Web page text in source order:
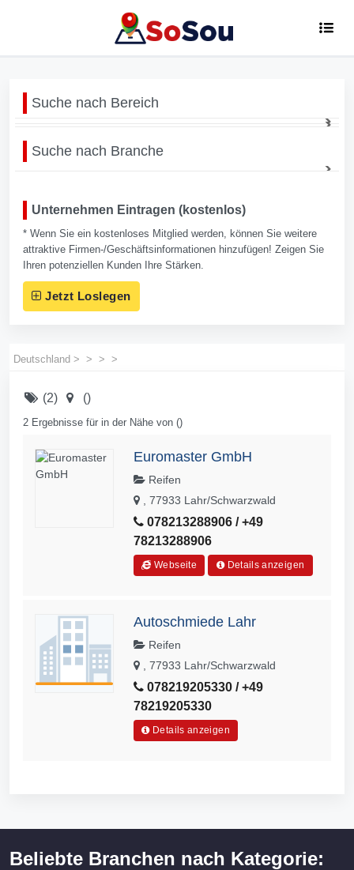
Suche nach Bereich
Suche nach Branche
Unternehmen Eintragen (kostenlos)
* Wenn Sie ein kostenloses Mitglied werden, können Sie weitere
attraktive Firmen-/Geschäftsinformationen hinzufügen! Zeigen Sie
Ihren potenziellen Kunden Ihre Stärken.
Jetzt Loslegen
Deutschland > > > >
(2) ()
2 Ergebnisse für in der Nähe von ()
Euromaster GmbH
Reifen
, 77933 Lahr/Schwarzwald
078213288906 / +49
78213288906
Webseite Details anzeigen
Autoschmiede Lahr
Reifen
, 77933 Lahr/Schwarzwald
078219205330 / +49
78219205330
Details anzeigen
Beliebte Branchen nach Kategorie: